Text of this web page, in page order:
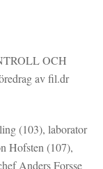
OCH
av fil.dr
(103), laborator
Hofsten (107),
Anders Forsse